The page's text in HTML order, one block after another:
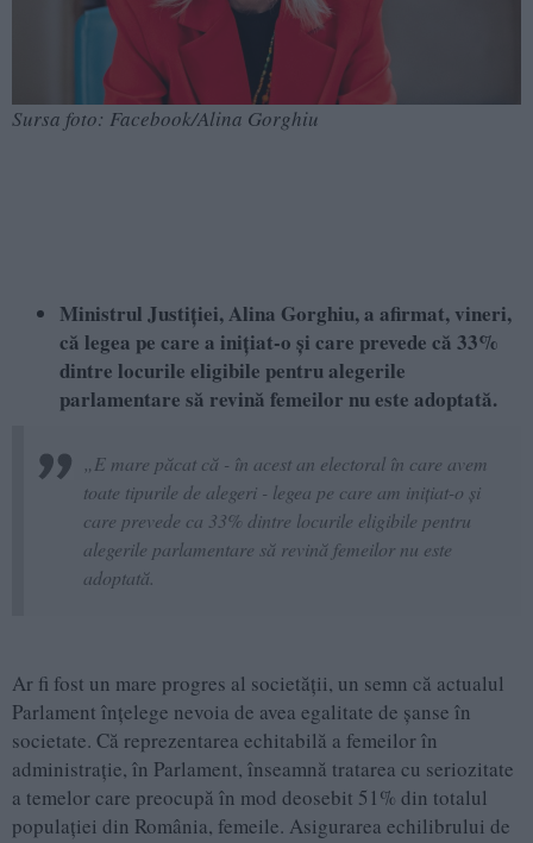
Sursa foto: Facebook/Alina Gorghiu
Ministrul Justiţiei, Alina Gorghiu, a afirmat, vineri,
că legea pe care a iniţiat-o şi care prevede că 33%
dintre locurile eligibile pentru alegerile
parlamentare să revină femeilor nu este adoptată.
„E mare păcat că - în acest an electoral în care avem
toate tipurile de alegeri - legea pe care am iniţiat-o şi
care prevede ca 33% dintre locurile eligibile pentru
alegerile parlamentare să revină femeilor nu este
adoptată.
Ar fi fost un mare progres al societăţii, un semn că actualul
Parlament înţelege nevoia de avea egalitate de şanse în
societate. Că reprezentarea echitabilă a femeilor în
administraţie, în Parlament, înseamnă tratarea cu seriozitate
a temelor care preocupă în mod deosebit 51% din totalul
populaţiei din România, femeile. Asigurarea echilibrului de